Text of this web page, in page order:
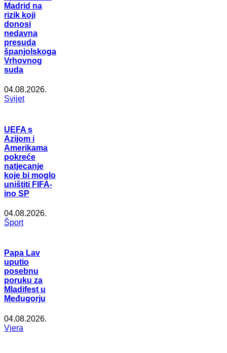
Madrid na
rizik koji
donosi
nedavna
presuda
španjolskoga
Vrhovnog
suda
04.08.2026.
Svijet
UEFA s
Azijom i
Amerikama
pokreće
natjecanje
koje bi moglo
uništiti FIFA-
ino SP
04.08.2026.
Šport
Papa Lav
uputio
posebnu
poruku za
Mladifest u
Međugorju
04.08.2026.
Vjera